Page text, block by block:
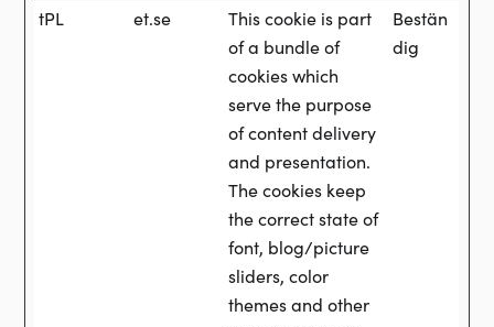
tPL et.se
This cookie is part
of a bundle of
cookies which
serve the purpose
of content delivery
and presentation.
The cookies keep
the correct state of
font, blog/picture
sliders, color
themes and other
Bestän
dig